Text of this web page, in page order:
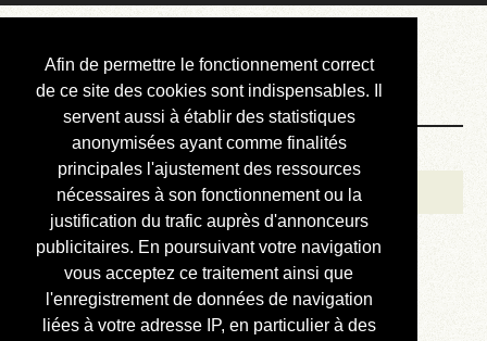
Afin de permettre le fonctionnement correct
de ce site des cookies sont indispensables. Il
servent aussi à établir des statistiques
anonymisées ayant comme finalités
principales l'ajustement des ressources
nécessaires à son fonctionnement ou la
justification du trafic auprès d'annonceurs
publicitaires. En poursuivant votre navigation
vous acceptez ce traitement ainsi que
l'enregistrement de données de navigation
liées à votre adresse IP, en particulier à des
Courbis, « LE »
Blog Officiel
Bienvenue
Réalisations
Divers (et d’été)
Annonces
Liens externes